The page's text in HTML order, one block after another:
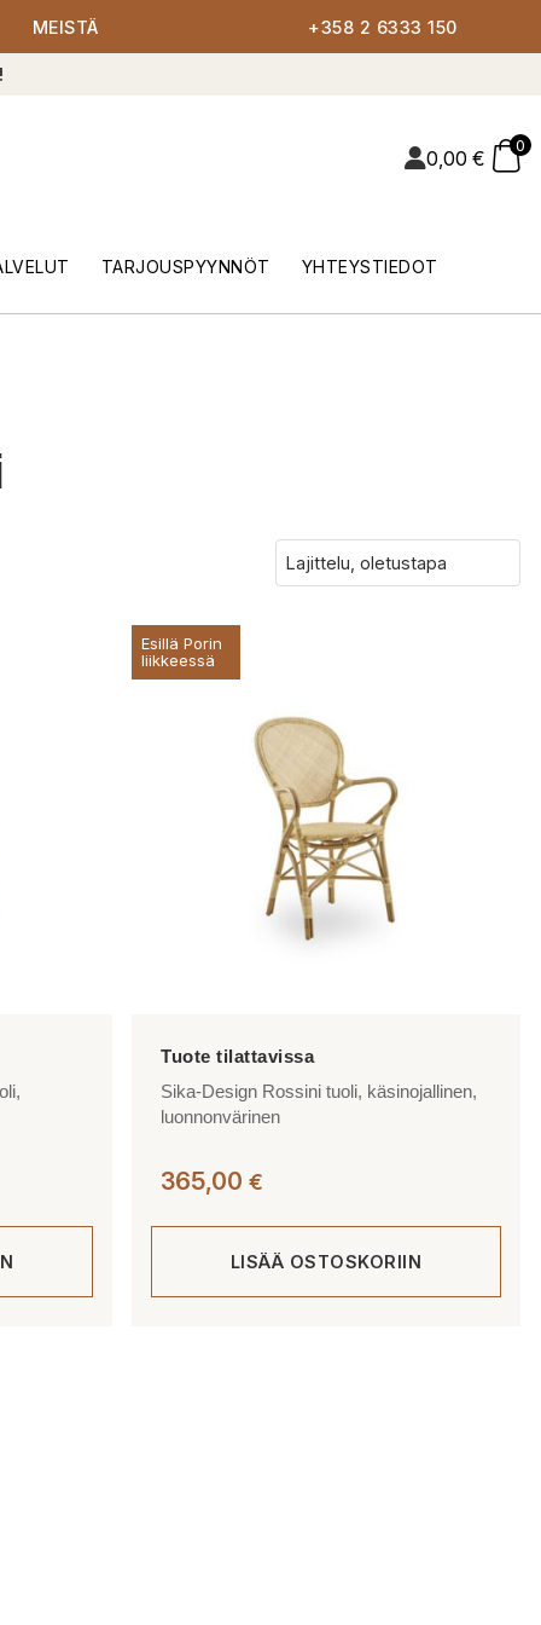
MEISTÄ +358 2 6333 150
0,00 €
0
TARJOUSPYYNNÖT YHTEYSTIEDOT
Esillä Porin
liikkeessä
Sika-Design Rossini tuoli, käsinojallinen,
luonnonvärinen
365,00 €
LISÄÄ OSTOSKORIIN